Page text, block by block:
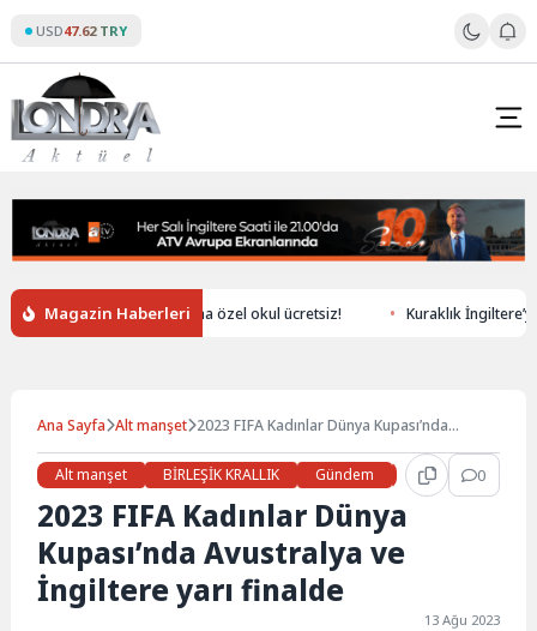
content
USD47.62 TRY
Magazin Haberleri
Londra’da ev alana özel okul ücretsiz! Kuraklık İngiltere’yi
Ana Sayfa Alt manşet 2023 FIFA Kadınlar Dünya Kupası’nda
Alt manşet
BİRLEŞİK KRALLIK Gündem Haberler 0
2023 FIFA Kadınlar Dünya
Kupası’nda Avustralya ve
İngiltere yarı finalde
13 Ağu 2023